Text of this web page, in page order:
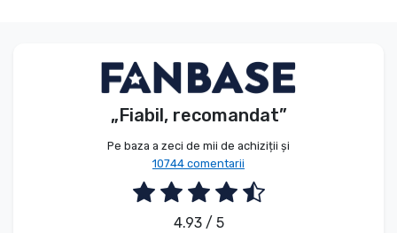
„Fiabil, recomandat”
Pe baza a zeci de mii de achiziții și
10744 comentarii
4.93 / 5